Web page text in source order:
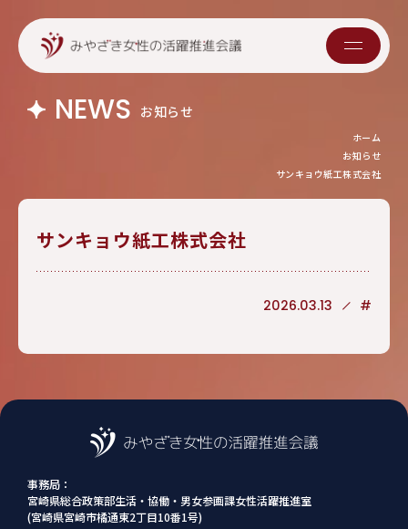
NEWS お知らせ
ホーム
お知らせ
サンキョウ紙工株式会社
サンキョウ紙工株式会社
2026.03.13 #
事務局：
宮崎県総合政策部生活・協働・男女参画課女性活躍推進室
(宮崎県宮崎市橘通東2丁目10番1号)